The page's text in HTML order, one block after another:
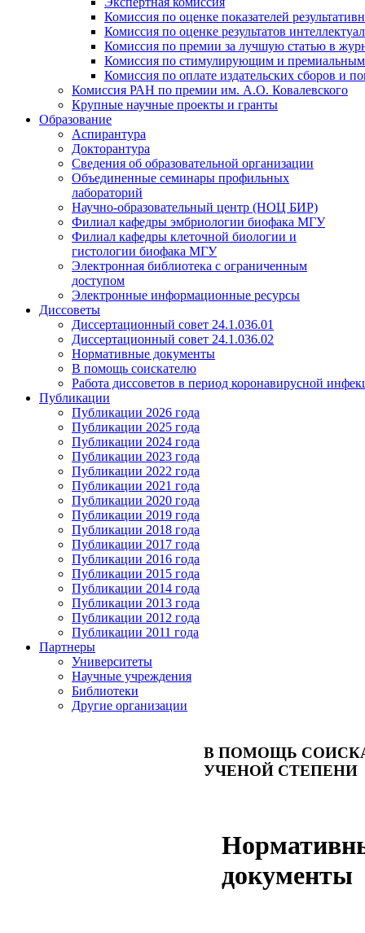
Комиссия по оценке показателей
Комиссия по оценке результатов
Комиссия по премии за лучшую статью в
Комиссия по стимулирующим и
Комиссия по оплате издательских сборов и
Комиссия РАН по премии им. А.О. Ковалевского
Крупные научные проекты и гранты
Образование
Аспирантура
Докторантура
Сведения об образовательной организации
Объединенные семинары профильных
лабораторий
Научно-образовательный центр (НОЦ БИР)
Филиал кафедры эмбриологии биофака МГУ
Филиал кафедры клеточной биологии и
гистологии биофака МГУ
Электронная библиотека с ограниченным
доступом
Электронные информационные ресурсы
Диссоветы
Диссертационный совет 24.1.036.01
Диссертационный совет 24.1.036.02
Нормативные документы
В помощь соискателю
Работа диссоветов в период коронавирусной
Публикации
Публикации 2026 года
Публикации 2025 года
Публикации 2024 года
Публикации 2023 года
Публикации 2022 года
Публикации 2021 года
Публикации 2020 года
Публикации 2019 года
Публикации 2018 года
Публикации 2017 года
Публикации 2016 года
Публикации 2015 года
Публикации 2014 года
Публикации 2013 года
Публикации 2012 года
Публикации 2011 года
Партнеры
Университеты
Научные учреждения
Библиотеки
Другие организации
В ПОМОЩЬ
УЧЕНОЙ СТЕПЕНИ
документы